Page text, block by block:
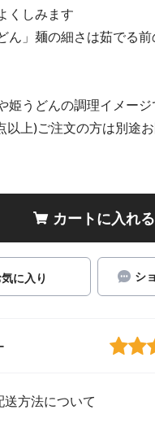
くしみます
ん」麺の細さは茹でる
姫うどんの調理イメージ
以上)ご注文の方は別途
カートに入れる
に入り シ
送方法について